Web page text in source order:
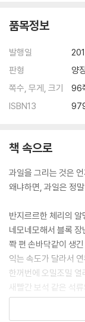
14. Persimmon 감
15. Strawberry 딸기
16. Kiwi 키위
18. Plum 자두
19. Fruit Basket 과
20. Composition 콤
품목정보
발행일
판형
양
쪽수, 무게, 크기
96
ISBN13
책 속으로
과일을 그리는 것은
왜냐하면, 과일은 정
반지르르한 체리의 알
네모네모해서 블록 장
쫙 편 손바닥같이 생
익는 속도가 달라서
한꺼번에 오밀조밀 열
새빨간 보석 같은 석
이토록 귀엽고 동글